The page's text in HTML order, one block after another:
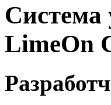
LimeOn